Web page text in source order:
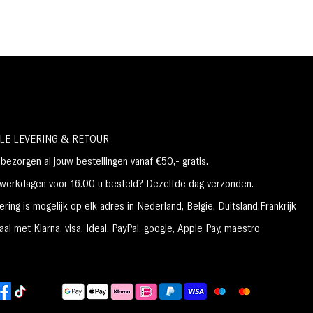
een nauwkeurige lijn.
LEVERING & RETOUR
al jouw bestellingen vanaf €50,- gratis.
voor 16.00 u besteld? Dezelfde dag verzonden.
is mogelijk op elk adres in Nederland, België, Duitsland,Frankrijk
met Klarna, visa, Ideal, PayPal, google, Apple Pay, maestro